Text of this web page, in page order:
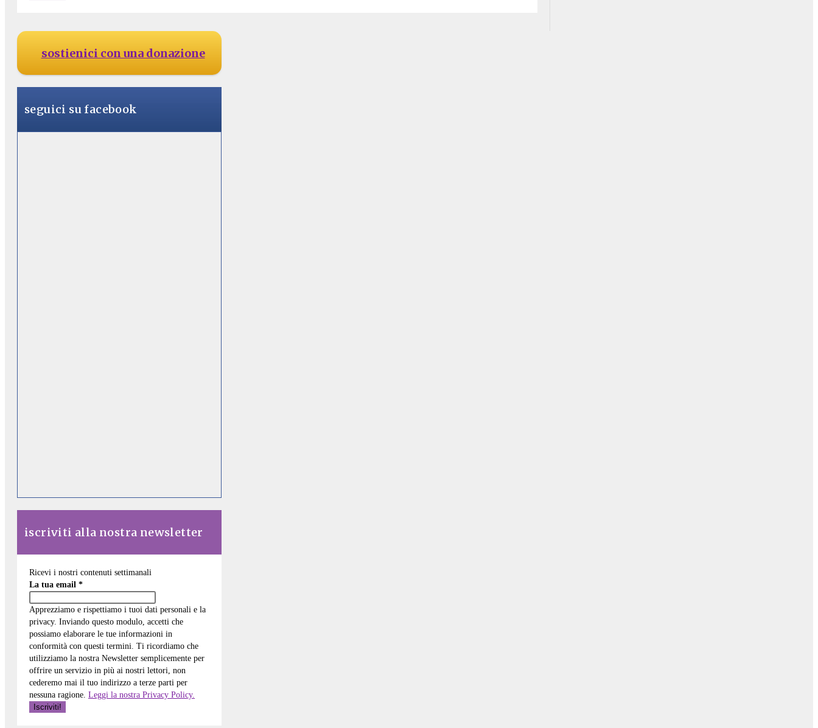
sostienici con una donazione
seguici su facebook
iscriviti alla nostra newsletter
Ricevi i nostri contenuti settimanali
La tua email *
Apprezziamo e rispettiamo i tuoi dati personali e la
privacy. Inviando questo modulo, accetti che
possiamo elaborare le tue informazioni in
conformità con questi termini. Ti ricordiamo che
utilizziamo la nostra Newsletter semplicemente per
offrire un servizio in più ai nostri lettori, non
cederemo mai il tuo indirizzo a terze parti per
nessuna ragione. Leggi la nostra Privacy Policy.